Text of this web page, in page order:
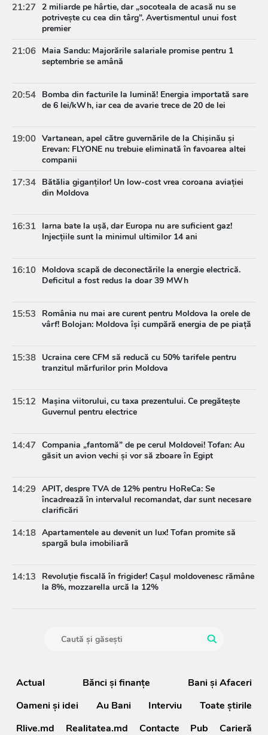
21:27 2 miliarde pe hârtie, dar „socoteala de acasă nu se
potrivește cu cea din târg”. Avertismentul unui fost
premier
21:06 Maia Sandu: Majorările salariale promise pentru 1
septembrie se amână
20:54 Bomba din facturile la lumină! Energia importată sare
de 6 lei/kWh, iar cea de avarie trece de 20 de lei
19:00 Vartanean, apel către guvernările de la Chișinău și
Erevan: FLYONE nu trebuie eliminată în favoarea altei
companii
17:34 Bătălia giganților! Un low-cost vrea coroana aviației
din Moldova
16:31 Iarna bate la ușă, dar Europa nu are suficient gaz!
Injecțiile sunt la minimul ultimilor 14 ani
16:10 Moldova scapă de deconectările la energie electrică.
Deficitul a fost redus la doar 39 MWh
15:53
România nu mai are curent pentru Moldova la orele de
vârf! Bolojan: Moldova își cumpără energia de pe piață
15:38 Ucraina cere CFM să reducă cu 50% tarifele pentru
tranzitul mărfurilor prin Moldova
15:12 Mașina viitorului, cu taxa prezentului. Ce pregătește
Guvernul pentru electrice
14:47 Compania „fantomă” de pe cerul Moldovei! Tofan: Au
găsit un avion vechi și vor să zboare în Egipt
14:29 APIT, despre TVA de 12% pentru HoReCa: Se
încadrează în intervalul recomandat, dar sunt necesare
clarificări
14:18 Apartamentele au devenit un lux! Tofan promite să
spargă bula imobiliară
14:13
Revoluție fiscală în frigider! Cașul moldovenesc rămâne
la 8%, mozzarella urcă la 12%
Actual Bănci şi finanţe
Bani și Afaceri
Oameni şi idei
Au Bani Interviu
Toate știrile
Rlive.md
Realitatea.md Contacte Pub Carieră